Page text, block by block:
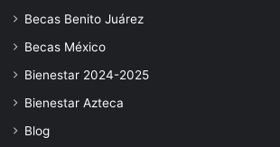
Becas Benito Juárez
Becas México
Bienestar 2024-2025
Bienestar Azteca
Blog